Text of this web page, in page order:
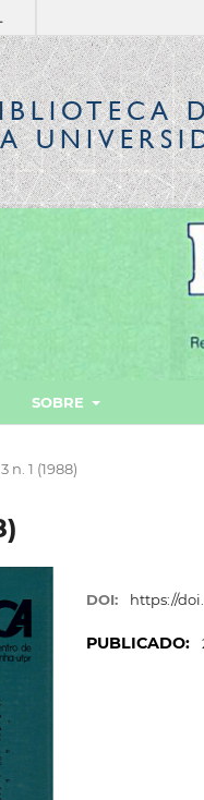
SOBRE
n. 1 (1988)
DOI: https://
PUBLICADO: